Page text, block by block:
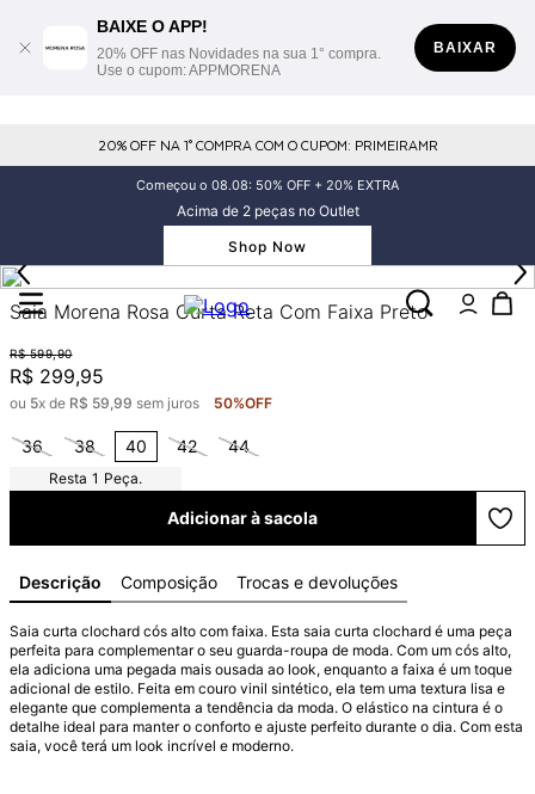
BAIXE O APP!
20% OFF nas Novidades na sua 1° compra.
Use o cupom: APPMORENA
BAIXAR
20% OFF NA 1° COMPRA COM O CUPOM: PRIMEIRAMR
Começou o 08.08: 50% OFF + 20% EXTRA
Acima de 2 peças no Outlet
Shop Now
Saia Morena Rosa Curta Reta Com Faixa Preto
R$ 599,90
R$ 299,95
ou 5x de R$ 59,99 sem juros 50%OFF
36 38 40 42 44
1 Peça.
Adicionar à sacola
Descrição Composição Trocas e devoluções
Saia curta clochard cós alto com faixa. Esta saia curta clochard é uma peça
perfeita para complementar o seu guarda-roupa de moda. Com um cós alto,
ela adiciona uma pegada mais ousada ao look, enquanto a faixa é um toque
adicional de estilo. Feita em couro vinil sintético, ela tem uma textura lisa e
elegante que complementa a tendência da moda. O elástico na cintura é o
detalhe ideal para manter o conforto e ajuste perfeito durante o dia. Com esta
saia, você terá um look incrível e moderno.